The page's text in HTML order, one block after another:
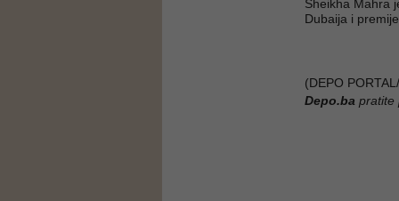
Sheikha Mahra
Dubaija i
(DEPO
Depo.ba pratite